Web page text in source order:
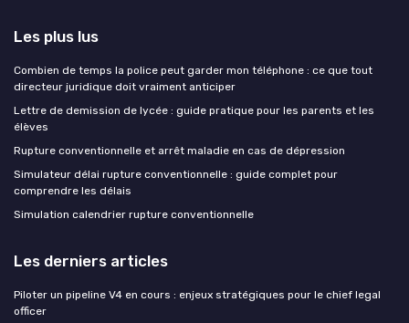
Les plus lus
Combien de temps la police peut garder mon téléphone : ce que tout
directeur juridique doit vraiment anticiper
Lettre de demission de lycée : guide pratique pour les parents et les
élèves
Rupture conventionnelle et arrêt maladie en cas de dépression
Simulateur délai rupture conventionnelle : guide complet pour
comprendre les délais
Simulation calendrier rupture conventionnelle
Les derniers articles
Piloter un pipeline V4 en cours : enjeux stratégiques pour le chief legal
officer